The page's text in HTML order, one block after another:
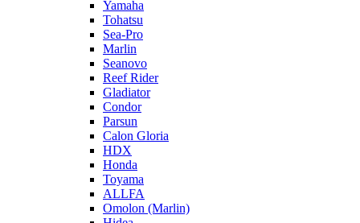
Yamaha
Tohatsu
Sea-Pro
Marlin
Seanovo
Reef Rider
Gladiator
Condor
Parsun
Calon Gloria
HDX
Honda
Toyama
ALLFA
Omolon (Marlin)